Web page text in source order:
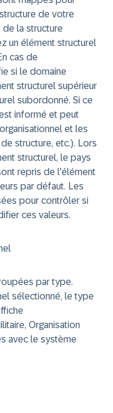
de votre
de la structure
un élément structurel
cas de
si le domaine
structurel supérieur
subordonné. Si ce
informé et peut
et les
structure, etc.). Lors
structurel, le pays
repris de l'élément
par défaut. Les
pour contrôler si
ces valeurs.
par type.
sélectionné, le type
Organisation
avec le système